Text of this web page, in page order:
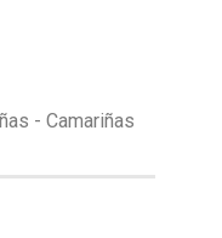
- Camariñas